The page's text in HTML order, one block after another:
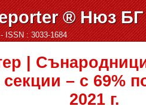
ISSN : 3033-1684
® Нюз
|
секции – с 69%
2021 г.